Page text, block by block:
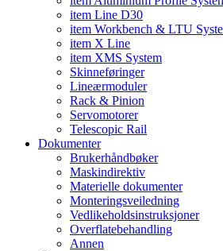
item Line D30
item Workbench & LTU
item X Line
item XMS System
Skinneføringer
Lineærmoduler
Rack & Pinion
Servomotorer
Telescopic Rail
Dokumenter
Brukerhåndbøker
Maskindirektiv
Materielle dokumenter
Monteringsveiledning
Vedlikeholdsinstruksjoner
Overflatebehandling
Annen